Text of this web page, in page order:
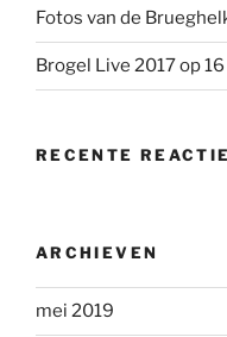
Fotos van de
Brogel Live 2017 op
RECENTE
ARCHIEVEN
mei 2019